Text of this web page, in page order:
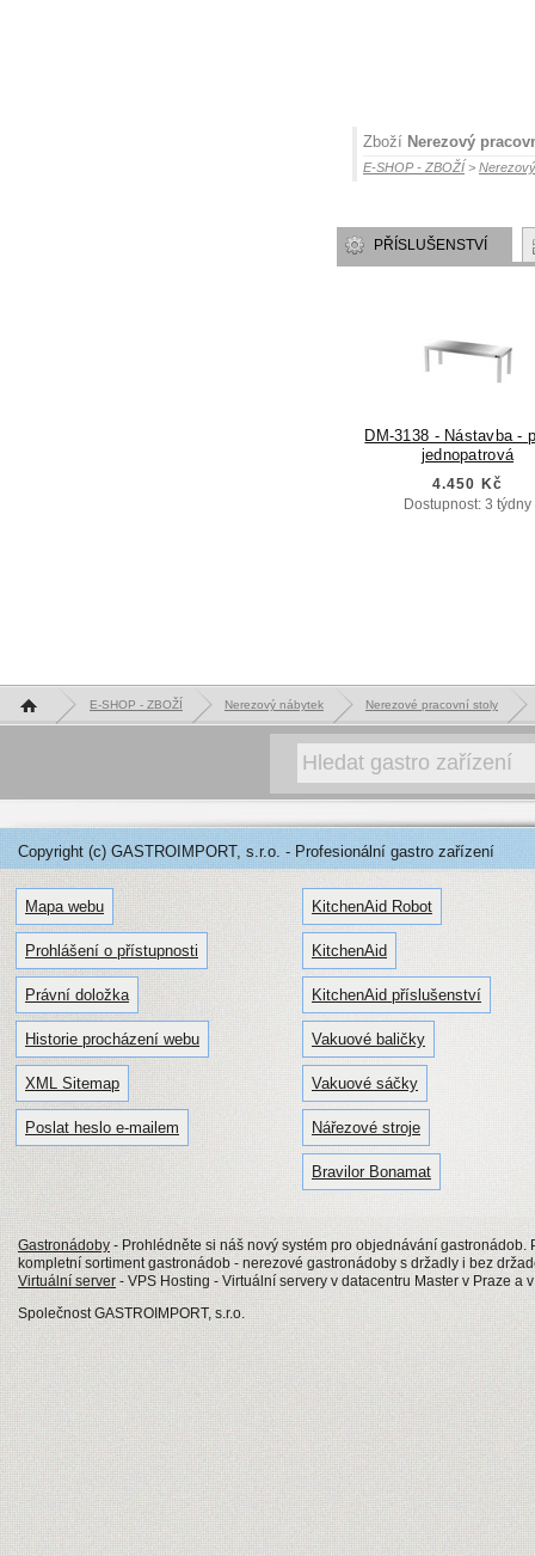
Zboží Nerezový
E-SHOP - ZBOŽÍ >
PŘÍSLUŠENSTVÍ
DM-3138 - Nástavba -
jednopatrová
4.450 Kč
Dostupnost: 3 týdny
Hlavní stránka E-SHOP - ZBOŽÍ Nerezový nábytek Nerezové pracovní stoly
Copyright (c) GASTROIMPORT, s.r.o. - Profesionální gastro zařízení
Mapa webu
Prohlášení o přístupnosti
Právní doložka
Historie procházení webu
XML Sitemap
Poslat heslo e-mailem
KitchenAid Robot
KitchenAid
KitchenAid příslušenství
Vakuové baličky
Vakuové sáčky
Nářezové stroje
Bravilor Bonamat
Gastronádoby - Prohlédněte si náš nový systém pro objednávání
kompletní sortiment gastronádob - nerezové gastronádoby s držadly i bez
Virtuální server - VPS Hosting - Virtuální servery v datacentru Master v Praze a
Společnost GASTROIMPORT, s.r.o.